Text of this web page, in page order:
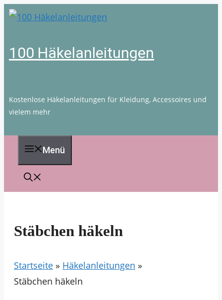
Zum
100 Häkelanleitungen
Kostenlose Häkelanleitungen für Kleidung, Accessoires und
vielem mehr
Menü
Stäbchen häkeln
Startseite » Häkelanleitungen »
Stäbchen häkeln